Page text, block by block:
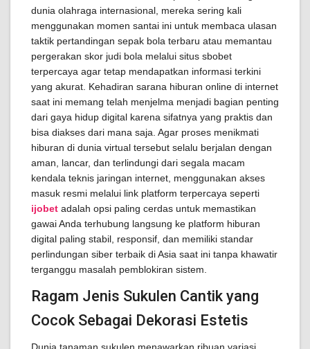
dunia olahraga internasional, mereka sering kali
menggunakan momen santai ini untuk membaca ulasan
taktik pertandingan sepak bola terbaru atau memantau
pergerakan skor judi bola melalui situs sbobet
terpercaya agar tetap mendapatkan informasi terkini
yang akurat. Kehadiran sarana hiburan online di internet
saat ini memang telah menjelma menjadi bagian penting
dari gaya hidup digital karena sifatnya yang praktis dan
bisa diakses dari mana saja. Agar proses menikmati
hiburan di dunia virtual tersebut selalu berjalan dengan
aman, lancar, dan terlindungi dari segala macam
kendala teknis jaringan internet, menggunakan akses
masuk resmi melalui link platform terpercaya seperti
ijobet adalah opsi paling cerdas untuk memastikan
gawai Anda terhubung langsung ke platform hiburan
digital paling stabil, responsif, dan memiliki standar
perlindungan siber terbaik di Asia saat ini tanpa khawatir
terganggu masalah pemblokiran sistem.
Ragam Jenis Sukulen Cantik yang
Cocok Sebagai Dekorasi Estetis